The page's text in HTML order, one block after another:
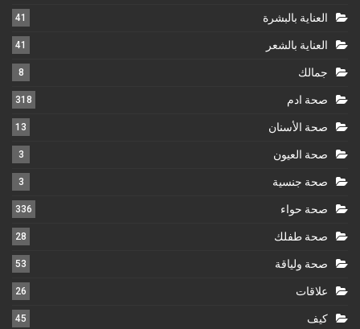
العناية بالبشرة 41
العناية بالشعر 41
جمالك 8
صحة ادم 318
صحة الأسنان 13
صحة العيون 3
صحة جنسية 3
صحة حواء 336
صحة طفلك 28
صحة ولياقة 53
علاقات 26
كيف 45